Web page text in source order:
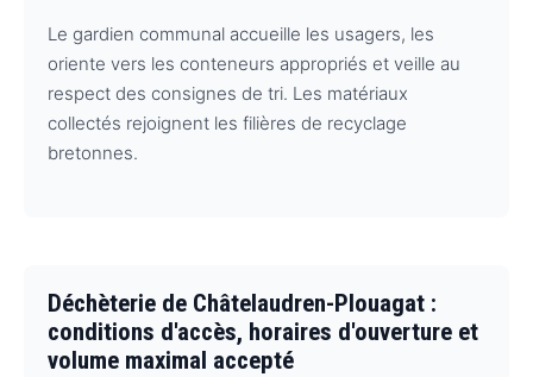
Le gardien communal accueille les usagers, les
oriente vers les conteneurs appropriés et veille au
respect des consignes de tri. Les matériaux
collectés rejoignent les filières de recyclage
bretonnes.
Déchèterie de Châtelaudren-Plouagat :
conditions d'accès, horaires d'ouverture et
volume maximal accepté